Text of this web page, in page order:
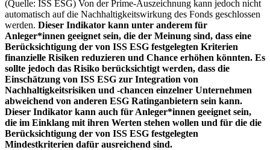
(Quelle: ISS ESG) Von der Prime-Auszeichnung kann jedoch nicht
automatisch auf die Nachhaltigkeitswirkung des Fonds geschlossen
werden. Dieser Indikator kann unter anderem für
Anleger*innen geeignet sein, die der Meinung sind, dass eine
Berücksichtigung der von ISS ESG festgelegten Kriterien
finanzielle Risiken reduzieren und Chance erhöhen könnten. Es
sollte jedoch das Risiko berücksichtigt werden, dass die
Einschätzung von ISS ESG zur Integration von
Nachhaltigkeitsrisiken und -chancen einzelner Unternehmen
abweichend von anderen ESG Ratinganbietern sein kann.
Dieser Indikator kann auch für Anleger*innen geeignet sein,
die im Einklang mit ihren Werten stehen wollen und für die die
Berücksichtigung der von ISS ESG festgelegten
Mindestkriterien dafür ausreichend sind.